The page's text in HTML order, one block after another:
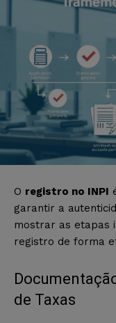
O registro no INPI
garantir a
mostrar as etapas
registro de forma
de Taxas